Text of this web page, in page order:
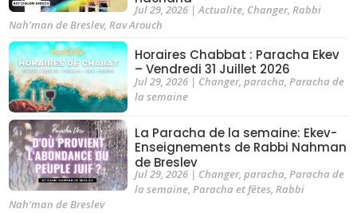
Jul 29, 2026|Actualite, Changer, Rabbi
Nah'man de Breslev,Rav Arouch
Horaires Chabbat : Paracha Ekev
– Vendredi 31 Juillet 2026
Jul 29, 2026| Changer, paracha, Paracha de
la semaine
La Paracha de la semaine: Ekev-
Enseignements de Rabbi Nahman
de Breslev
Jul 29, 2026| Changer, paracha, Paracha de
la semaine, Paracha et fêtes, Rabbi
Nah'man de Breslev